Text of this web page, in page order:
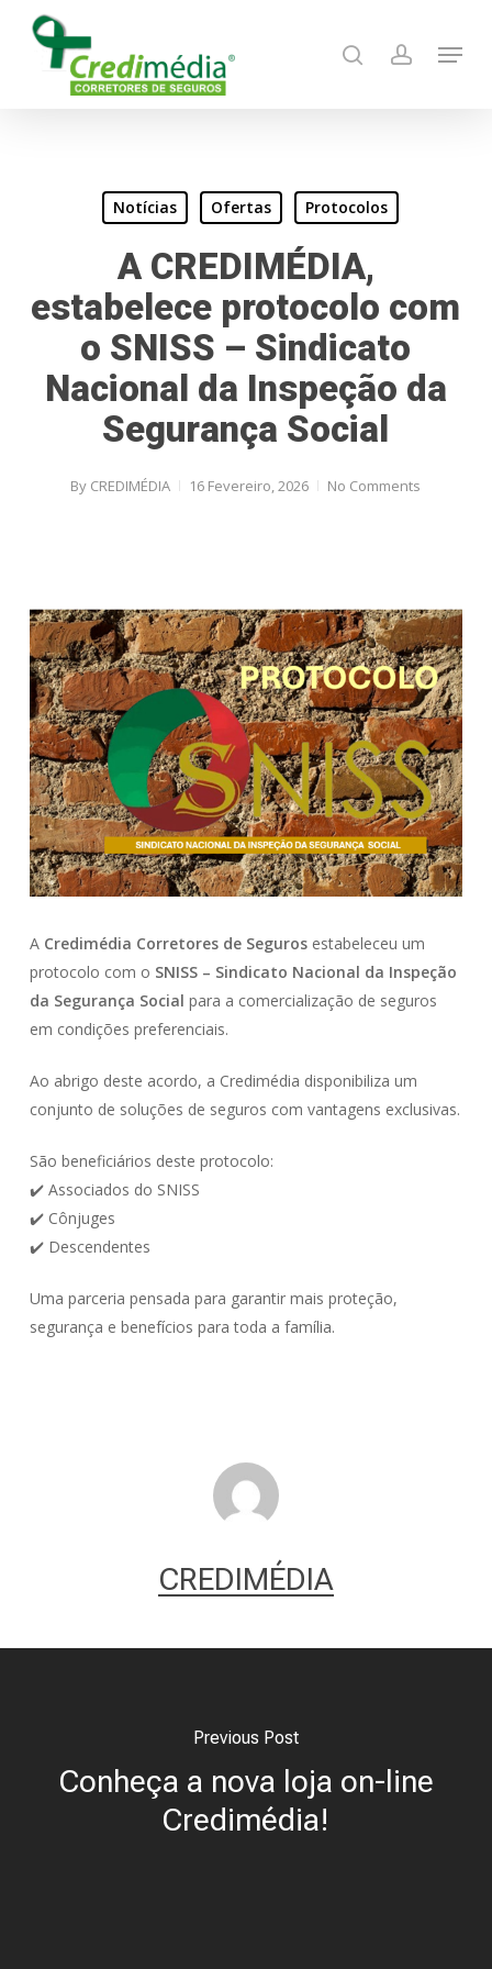
search account
Menu
Notícias Ofertas Protocolos
A CREDIMÉDIA,
estabelece protocolo com
o SNISS – Sindicato
Nacional da Inspeção da
Segurança Social
By CREDIMÉDIA 16 Fevereiro, 2026 No Comments
A Credimédia Corretores de Segurosestabeleceu um
protocolo com o SNISS – Sindicato Nacional da Inspeção
da Segurança Social para a comercialização de seguros
em condições preferenciais.
Ao abrigo deste acordo, a Credimédia disponibiliza um
conjunto de soluções de seguros com vantagens exclusivas.
São beneficiários deste protocolo:
✔️ Associados do SNISS
✔️ Cônjuges
✔️ Descendentes
Uma parceria pensada para garantir mais proteção,
segurança e benefícios para toda a família.
CREDIMÉDIA
Previous Post
Conheça a nova loja on-line
Credimédia!